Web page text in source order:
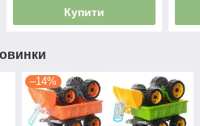
Купити
–14%